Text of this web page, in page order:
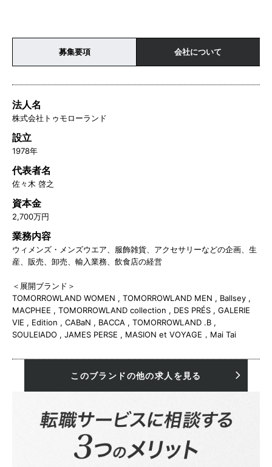
募集要項 会社について
法人名
株式会社トゥモローランド
設立
1978年
代表者名
佐々木 啓之
資本金
2,700万円
業務内容
ウィメンズ・メンズウエア、服飾雑貨、アクセサリーなどの企画、生
産、販売、卸売、輸入業務、飲食店の経営
＜展開ブランド＞
TOMORROWLAND WOMEN , TOMORROWLAND MEN , Ballsey ,
MACPHEE , TOMORROWLAND collection , DES PRÉS , GALERIE
VIE , Edition , CABaN , BACCA , TOMORROWLAND .B ,
SOULEIADO , JAMES PERSE , MASION et VOYAGE，Mai Tai
このブランドの他の求人を見る